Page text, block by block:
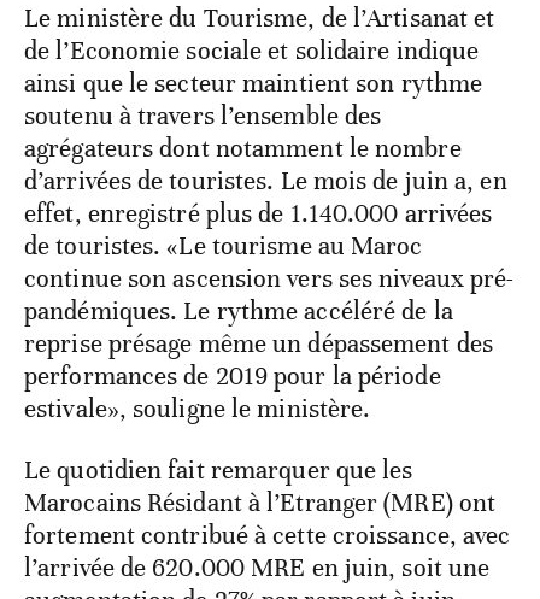
Le ministère du Tourisme, de l’Artisanat et
de l’Economie sociale et solidaire indique
ainsi que le secteur maintient son rythme
soutenu à travers l’ensemble des
agrégateurs dont notamment le nombre
d’arrivées de touristes. Le mois de juin a, en
effet, enregistré plus de 1.140.000 arrivées
de touristes. «Le tourisme au Maroc
continue son ascension vers ses niveaux pré-
pandémiques. Le rythme accéléré de la
reprise présage même un dépassement des
performances de 2019 pour la période
estivale», souligne le ministère.
Le quotidien fait remarquer que les
Marocains Résidant à l’Etranger (MRE) ont
fortement contribué à cette croissance, avec
l’arrivée de 620.000 MRE en juin, soit une